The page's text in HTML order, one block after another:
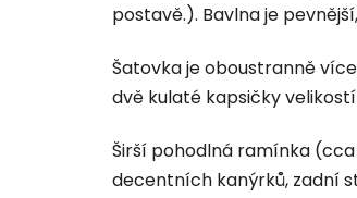
postavě.). Bavlna je
Šatovka je oboustranně
dvě kulaté kapsičky
Širší pohodlná ramínka
decentních kanýrků, zadní